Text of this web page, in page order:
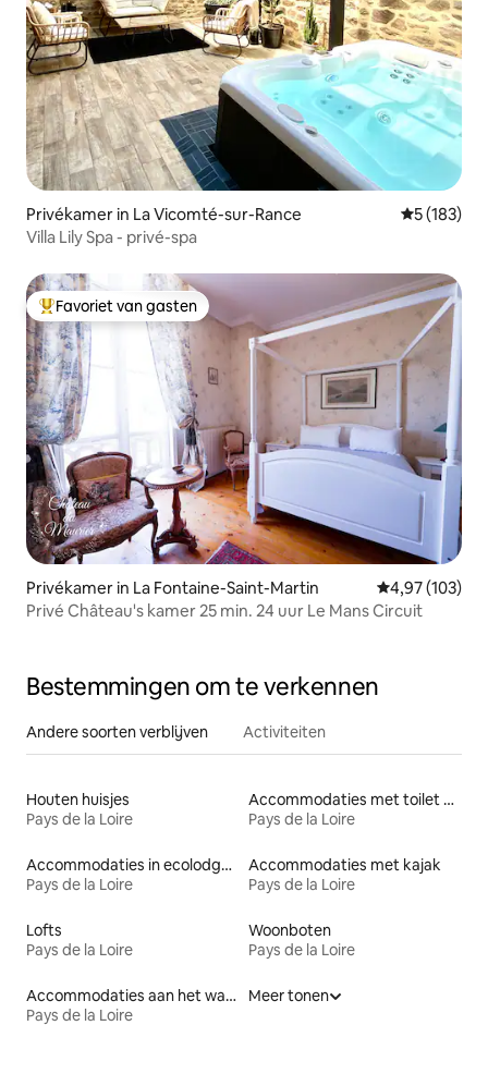
Privékamer in La Vicomté-sur-Rance
5 (183)
Villa Lily Spa - privé-spa
Topfavoriet van gasten
Favoriet van gasten
Privékamer in La Fontaine-Saint-Martin Gemiddelde
4,97 (103)
Privé Château's kamer 25 min. 24 uur Le Mans Circuit
Bestemmingen om te verkennen
Andere soorten verblijven Activiteiten
Houten huisjes
Pays de la Loire
Accommodaties met toilet op toegankelijke hoogte
Pays de la Loire
Accommodaties in ecolodges
Pays de la Loire
Accommodaties met kajak
Pays de la Loire
Lofts
Pays de la Loire
Woonboten
Pays de la Loire
Accommodaties aan het water
Pays de la Loire
Meer tonen